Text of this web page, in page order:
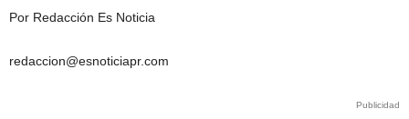
Por Redacción Es Noticia
redaccion@esnoticiapr.com
Publicidad